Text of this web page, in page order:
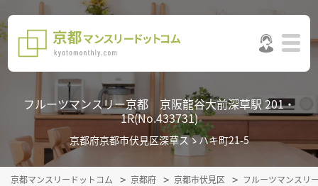
フルーツマンスリー京都 京阪龍谷大前深草駅 201・
1R(No.433731)
京都府京都市伏見区深草スゝハキ町21-5
京都マンスリードットコム 京都府 京都市伏見区 フルーツマンスリ